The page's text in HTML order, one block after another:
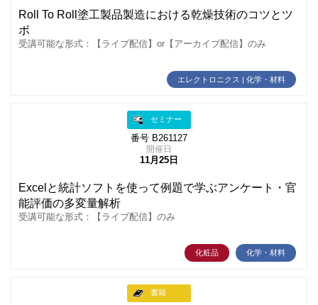
Roll To Roll塗工製品製造における乾燥技術のコツとツ
ボ
受講可能な形式：【ライブ配信】or【アーカイブ配信】のみ
エレクトロニクス | 化学・材料
セミナー
番号 B261127
開催日
11月25日
Excelと統計ソフトを使って例題で学ぶアンケート・官
能評価の多変量解析
受講可能な形式：【ライブ配信】のみ
化粧品 化学・材料
書籍